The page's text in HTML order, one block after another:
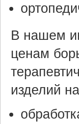
В нашем
ценам
изделий